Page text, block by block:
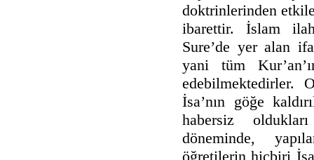
doktrinlerinden
ibarettir. İslam
Sure’de yer alan
yani tüm
edebilmektedirler.
İsa’nın göğe
habersiz
döneminde,
öğretilerin hiçbiri